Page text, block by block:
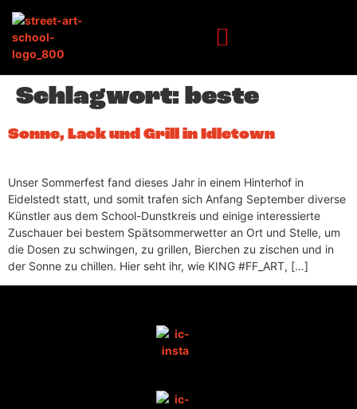
springen
Schlagwort: beste
Sonne, Lack und Grill in Idletown
Unser Sommerfest fand dieses Jahr in einem Hinterhof in
Eidelstedt statt, und somit trafen sich Anfang September diverse
Künstler aus dem School-Dunstkreis und einige interessierte
Zuschauer bei bestem Spätsommerwetter an Ort und Stelle, um
die Dosen zu schwingen, zu grillen, Bierchen zu zischen und in
der Sonne zu chillen. Hier seht ihr, wie KING #FF_ART, […]